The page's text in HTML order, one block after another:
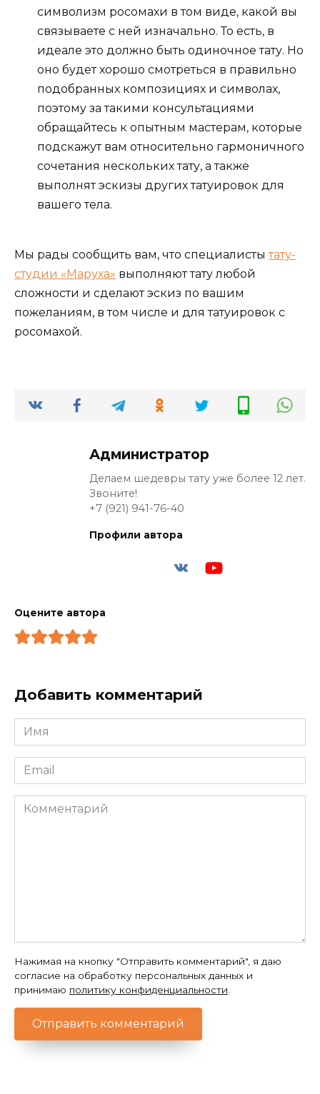
символизм росомахи в том виде, какой вы
связываете с ней изначально. То есть, в
идеале это должно быть одиночное тату. Но
оно будет хорошо смотреться в правильно
подобранных композициях и символах,
поэтому за такими консультациями
обращайтесь к опытным мастерам, которые
подскажут вам относительно гармоничного
сочетания нескольких тату, а также
выполнят эскизы других татуировок для
вашего тела.
Мы рады сообщить вам, что специалистытату-
студии «Маруха» выполняют тату любой
сложности и сделают эскиз по вашим
пожеланиям, в том числе и для татуировок с
росомахой.
Администратор
Делаем шедевры тату уже более 12 лет.
Звоните!
+7 (921) 941-76-40
Профили автора
Оцените автора
Добавить комментарий
Имя
*
Email
*
Комментарий
Нажимая на кнопку "Отправить комментарий", я даю
согласие на обработку персональных данных и
принимаю политику конфиденциальности.